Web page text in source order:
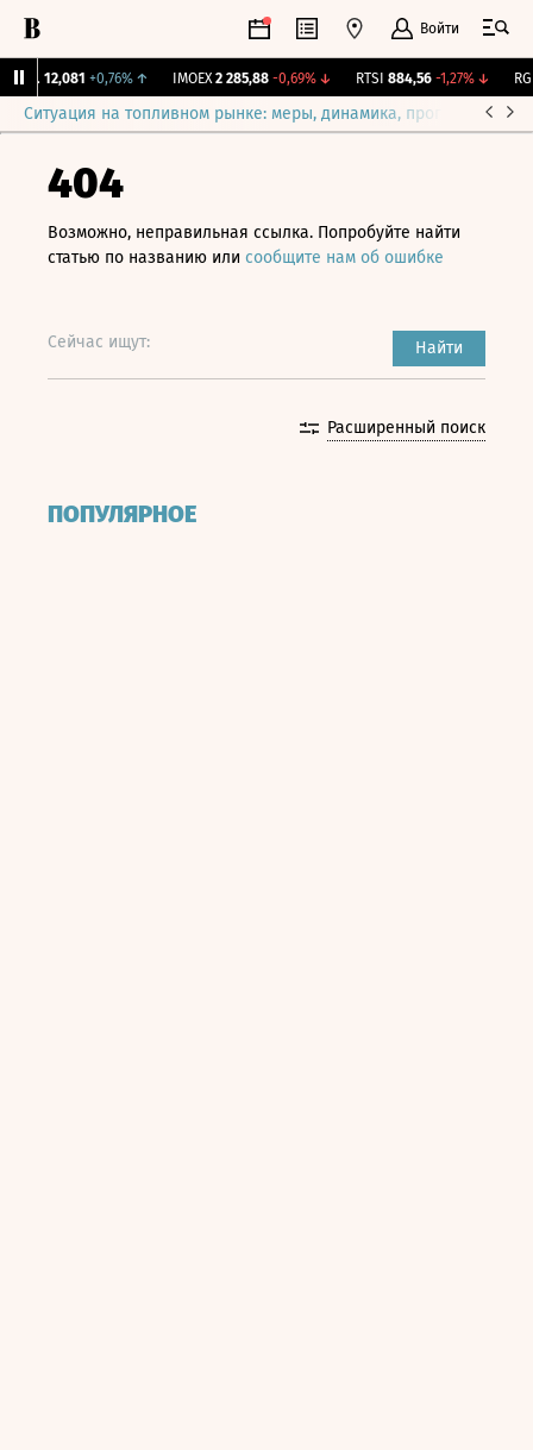
Войти
12,081 +0,76%↑ IMOEX 2 285,88 -0,69%↓ RTSI 884,56 -1,27%↓ RGBI
Ситуация на топливном рынке: меры, динамика, прогнозы
404
Возможно, неправильная ссылка. Попробуйте найти
статью по названию или сообщите нам об ошибке
Сейчас ищут: Найти
Расширенный поиск
ПОПУЛЯРНОЕ